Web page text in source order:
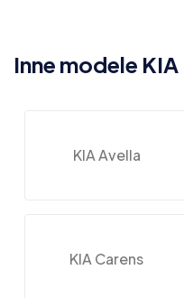
Inne modele KIA
KIA Avella
KIA Carens